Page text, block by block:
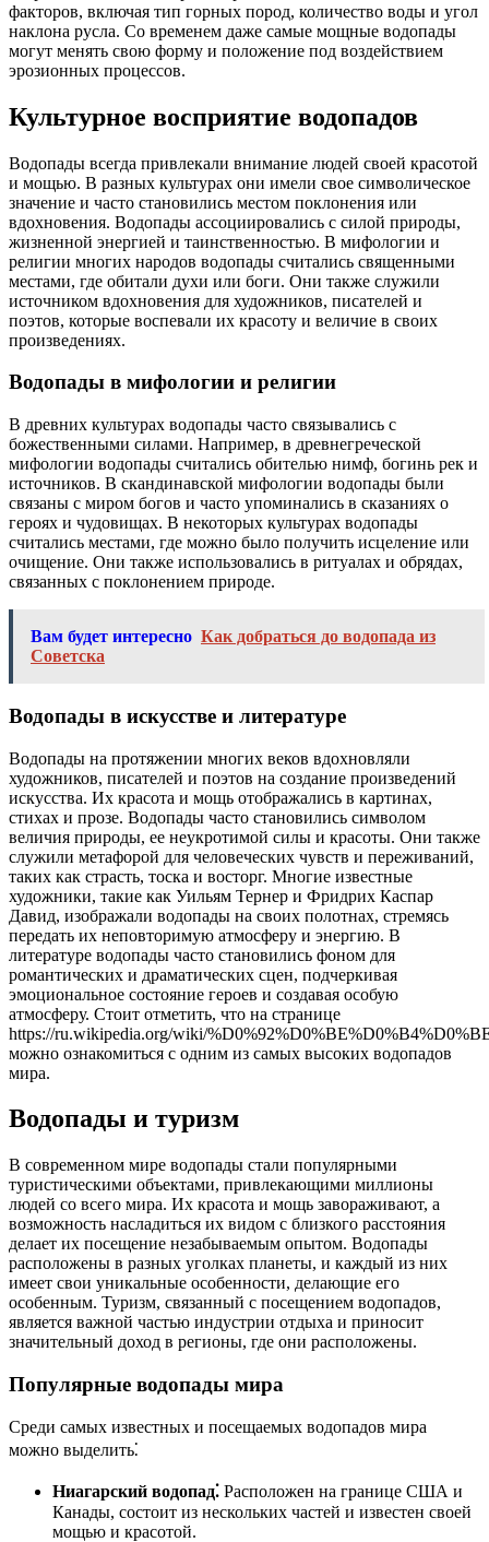
факторов, включая тип горных пород, количество воды и угол
наклона русла. Со временем даже самые мощные водопады
могут менять свою форму и положение под воздействием
эрозионных процессов.
Культурное восприятие водопадов
Водопады всегда привлекали внимание людей своей красотой
и мощью. В разных культурах они имели свое символическое
значение и часто становились местом поклонения или
вдохновения. Водопады ассоциировались с силой природы,
жизненной энергией и таинственностью. В мифологии и
религии многих народов водопады считались священными
местами, где обитали духи или боги. Они также служили
источником вдохновения для художников, писателей и
поэтов, которые воспевали их красоту и величие в своих
произведениях.
Водопады в мифологии и религии
В древних культурах водопады часто связывались с
божественными силами. Например, в древнегреческой
мифологии водопады считались обителью нимф, богинь рек и
источников. В скандинавской мифологии водопады были
связаны с миром богов и часто упоминались в сказаниях о
героях и чудовищах. В некоторых культурах водопады
считались местами, где можно было получить исцеление или
очищение. Они также использовались в ритуалах и обрядах,
связанных с поклонением природе.
Вам будет интересно Как добраться до водопада из
Советска
Водопады в искусстве и литературе
Водопады на протяжении многих веков вдохновляли
художников, писателей и поэтов на создание произведений
искусства. Их красота и мощь отображались в картинах,
стихах и прозе. Водопады часто становились символом
величия природы, ее неукротимой силы и красоты. Они также
служили метафорой для человеческих чувств и переживаний,
таких как страсть, тоска и восторг. Многие известные
художники, такие как Уильям Тернер и Фридрих Каспар
Давид, изображали водопады на своих полотнах, стремясь
передать их неповторимую атмосферу и энергию. В
литературе водопады часто становились фоном для
романтических и драматических сцен, подчеркивая
эмоциональное состояние героев и создавая особую
атмосферу. Стоит отметить, что на странице
https://ru.wikipedia.org/wiki/
можно ознакомиться с одним из самых высоких водопадов
мира.
Водопады и туризм
В современном мире водопады стали популярными
туристическими объектами, привлекающими миллионы
людей со всего мира. Их красота и мощь завораживают, а
возможность насладиться их видом с близкого расстояния
делает их посещение незабываемым опытом. Водопады
расположены в разных уголках планеты, и каждый из них
имеет свои уникальные особенности, делающие его
особенным. Туризм, связанный с посещением водопадов,
является важной частью индустрии отдыха и приносит
значительный доход в регионы, где они расположены.
Популярные водопады мира
Среди самых известных и посещаемых водопадов мира
можно выделить⁚
Ниагарский водопад⁚ Расположен на границе США и
Канады, состоит из нескольких частей и известен своей
мощью и красотой.